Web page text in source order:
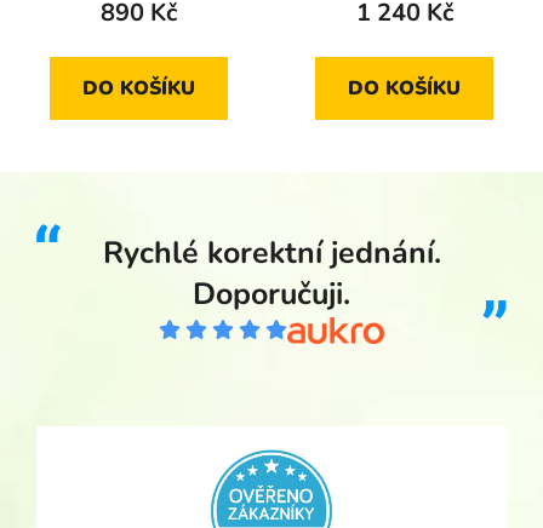
Železném Brodě 2020
890 Kč
DO KOŠÍKU
1 240 Kč
DO KOŠÍKU
Rychlé korektní jednání.
Doporučuji.